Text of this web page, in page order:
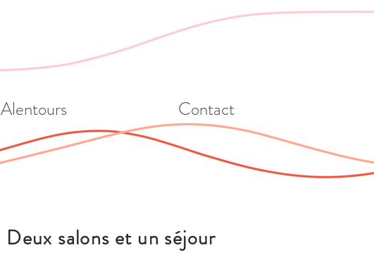
Alentours Contact
Deux salons et un séjour